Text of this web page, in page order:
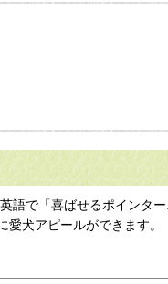
英語で「喜ばせるポイン
犬アピールができます。